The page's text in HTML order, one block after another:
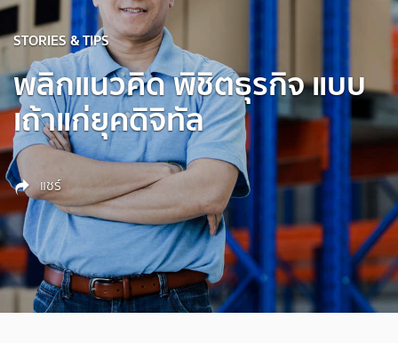
STORIES & TIPS
พลิกแนวคิด พิชิตธุรกิจ แบบ
เถ้าแก่ยุคดิจิทัล
แชร์